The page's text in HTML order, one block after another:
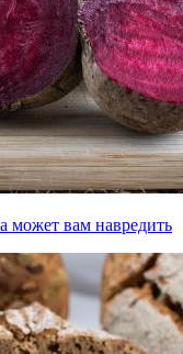
может вам навредить